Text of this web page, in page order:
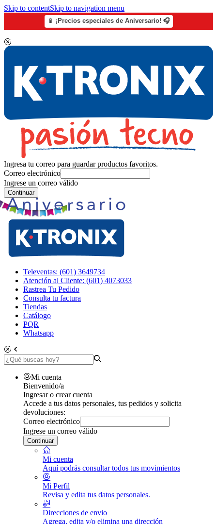
Skip to contentSkip to navigation menu
📱 ¡Precios especiales de Aniversario! 🎧
Ingresa tu correo para guardar productos favoritos.
Correo electrónico
Ingrese un correo válido
Continuar
Televentas: (601) 3649734
Atención al Cliente: (601) 4073033
Rastrea Tu Pedido
Consulta tu factura
Tiendas
Catálogo
PQR
Whatsapp
Mi cuenta
Bienvenido/a
Ingresar o crear cuenta
Accede a tus datos personales, tus pedidos y solicita
devoluciones:
Correo electrónico
Ingrese un correo válido
Continuar
Mi cuenta
Aquí podrás consultar todos tus movimientos
Mi Perfil
Revisa y edita tus datos personales.
Direcciones de envio
Agrega, edita y/o elimina una dirección